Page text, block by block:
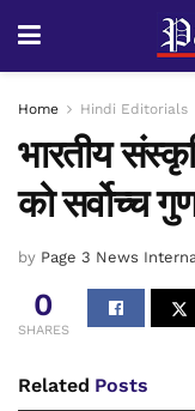
Home Hindi Editorials
भारतीय
को सर्वोच्च
by Page 3 News
0
SHARES
Related Posts